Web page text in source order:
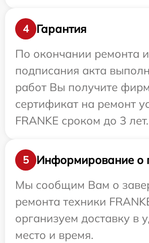
4
Гарантия
По окончании ремонта и
подписания акта
работ Вы получите
сертификат на ремонт
FRANKE сроком до 3 лет.
5
Информирование о
Мы сообщим Вам о
ремонта техники
организуем доставку в
место и время.